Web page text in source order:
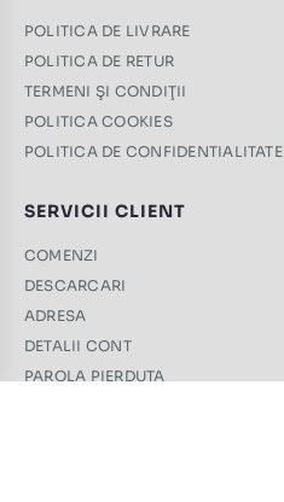
POLITICA DE LIVRARE
POLITICA DE RETUR
TERMENI ŞI CONDIŢII
POLITICA COOKIES
POLITICA DE CONFIDENTIALITATE
SERVICII CLIENT
COMENZI
DESCARCARI
ADRESA
DETALII CONT
PAROLA PIERDUTA